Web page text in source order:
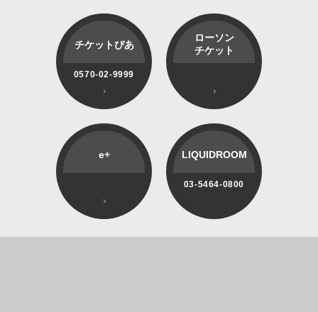
チケットぴあ
0570-02-9999
ローソン
チケット
e+ LIQUIDROOM
03-5464-0800